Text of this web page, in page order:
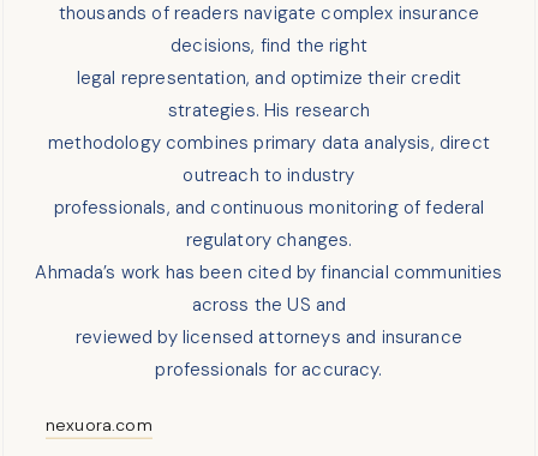
thousands of readers navigate complex insurance
decisions, find the right
legal representation, and optimize their credit
strategies. His research
methodology combines primary data analysis, direct
outreach to industry
professionals, and continuous monitoring of federal
regulatory changes.
Ahmada’s work has been cited by financial communities
across the US and
reviewed by licensed attorneys and insurance
professionals for accuracy.
nexuora.com